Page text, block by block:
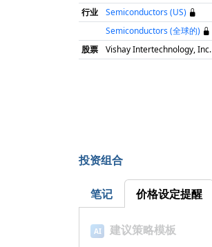
行业
Semiconductors (US)
Semiconductors (全球的)
股票
Vishay Intertechnology, Inc.
投资组合
笔记 价格设定提醒
AI 建议策略模板